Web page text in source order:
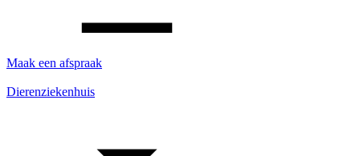
Maak een afspraak
Dierenziekenhuis